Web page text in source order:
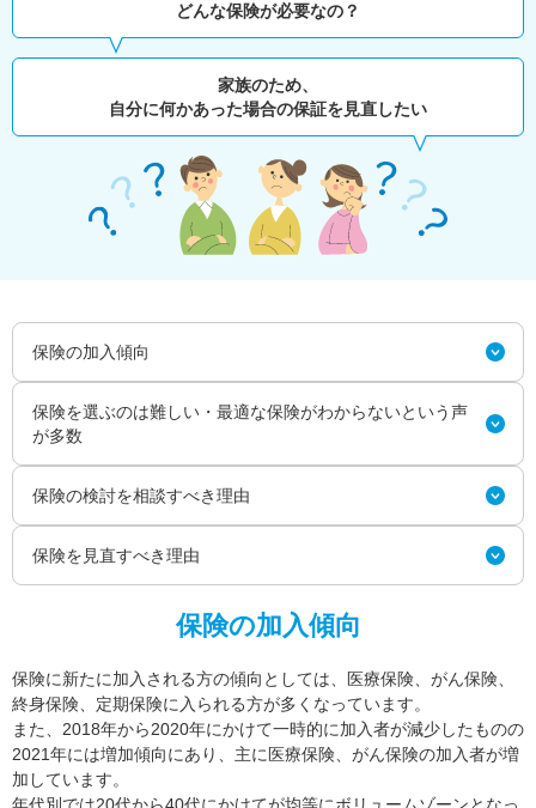
どんな保険が必要なの？
家族のため、
自分に何かあった場合の保証を見直したい
保険の加入傾向
保険を選ぶのは難しい・最適な保険がわからないという声
が多数
保険の検討を相談すべき理由
保険を見直すべき理由
保険の加入傾向
保険に新たに加入される方の傾向としては、医療保険、がん保険、
終身保険、定期保険に入られる方が多くなっています。
また、2018年から2020年にかけて一時的に加入者が減少したものの
2021年には増加傾向にあり、主に医療保険、がん保険の加入者が増
加しています。